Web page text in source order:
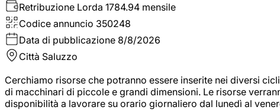
Retribuzione Lorda 1784.94 mensile
Codice annuncio 350248
Data di pubblicazione 8/8/2026
Città Saluzzo
Cerchiamo risorse che potranno essere inserite nei diversi
di macchinari di piccole e grandi dimensioni. Le risorse
disponibilità a lavorare su orario giornaliero dal lunedì al